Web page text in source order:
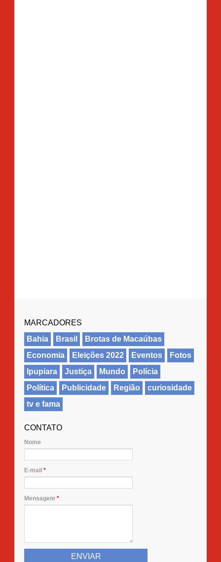
MARCADORES
Bahia
Brasil
Brotas de Macaúbas
Economia
Eleições 2022 Eventos
Fotos
Ipupiara
Justiça Mundo
Polícia
Política
Publicidade Região
curiosidade
tv e fama
CONTATO
Nome
E-mail *
Mensagem *